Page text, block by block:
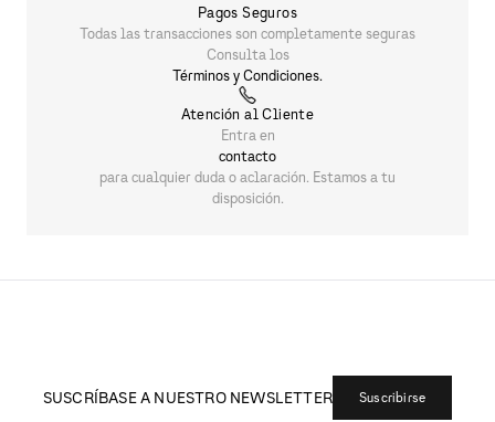
Pagos Seguros
Todas las transacciones son completamente seguras
Consulta los
Términos y Condiciones.
Atención al Cliente
Entra en
contacto
para cualquier duda o aclaración. Estamos a tu
disposición.
SUSCRÍBASE A NUESTRO NEWSLETTER Suscribirse